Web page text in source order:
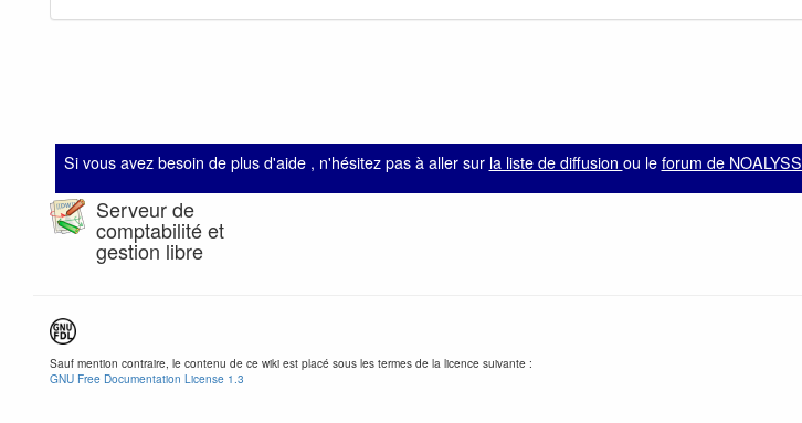
Si vous avez besoin de plus d'aide , n'hésitez pas à aller sur la liste de diffusion ou le forum de NOALYSS
Serveur de
comptabilité et
gestion libre
Sauf mention contraire, le contenu de ce wiki est placé sous les termes de la licence suivante :
GNU Free Documentation License 1.3